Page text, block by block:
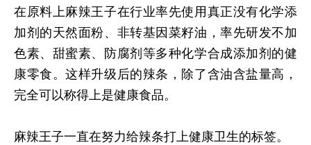
在原料上麻辣王子在行业率先使用真正没有化学添
加剂的天然面粉、非转基因菜籽油，率先研发不加
色素、甜蜜素、防腐剂等多种化学合成添加剂的健
康零食。这样升级后的辣条，除了含油含盐量高，
完全可以称得上是健康食品。
麻辣王子一直在努力给辣条打上健康卫生的标签。